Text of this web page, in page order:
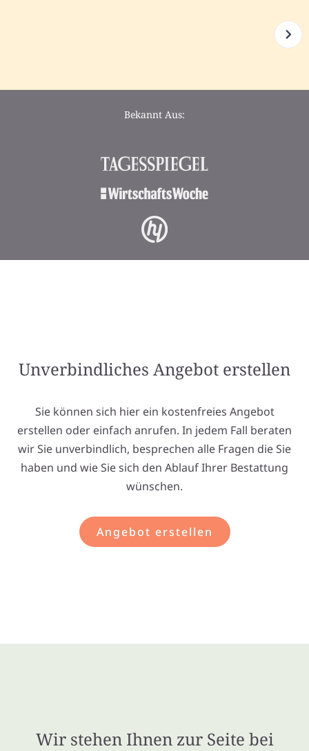
Bekannt Aus:
Unverbindliches Angebot erstellen
Sie können sich hier ein kostenfreies Angebot
erstellen oder einfach anrufen. In jedem Fall beraten
wir Sie unverbindlich, besprechen alle Fragen die Sie
haben und wie Sie sich den Ablauf Ihrer Bestattung
wünschen.
Angebot erstellen
Wir stehen Ihnen zur Seite bei